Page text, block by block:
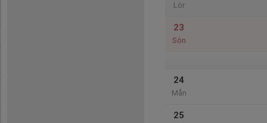
Lör
23
Sön
24
Mån
25